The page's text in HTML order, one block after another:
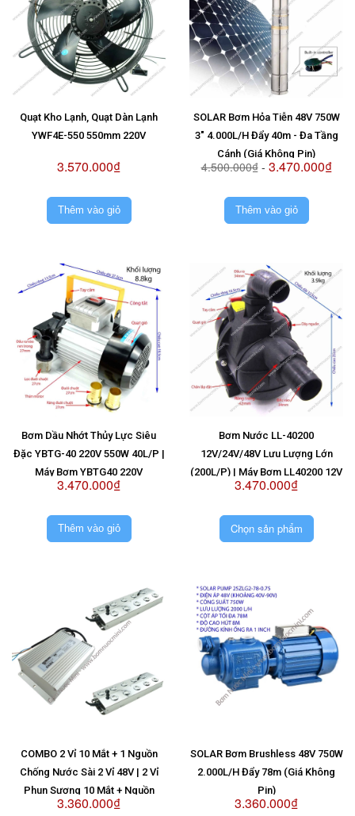
Quạt Kho Lạnh, Quạt Dàn Lạnh
YWF4E-550 550mm 220V
3.570.000₫
Thêm vào giỏ
SOLAR Bơm Hỏa Tiễn 48V 750W
3" 4.000L/H Đẩy 40m - Đa Tầng
Cánh (Giá Không Pin)
4.500.000₫- 3.470.000₫
Thêm vào giỏ
Bơm Dầu Nhớt Thủy Lực Siêu
Đặc YBTG-40 220V 550W 40L/P |
Máy Bơm YBTG40 220V
3.470.000₫
Thêm vào giỏ
Bơm Nước LL-40200
12V/24V/48V Lưu Lượng Lớn
(200L/P) | Máy Bơm LL40200 12V
| Máy Bơm LL40200 24V | Máy
3.470.000₫
Chọn sản phẩm
COMBO 2 Vỉ 10 Mắt + 1 Nguồn
Chống Nước Sài 2 Vỉ 48V | 2 Vỉ
Phun Sương 10 Mắt + Nguồn
Chống Nước Sài 2 Vỉ 48V
3.360.000₫
SOLAR Bơm Brushless 48V 750W
2.000L/H Đẩy 78m (Giá Không
Pin)
3.360.000₫